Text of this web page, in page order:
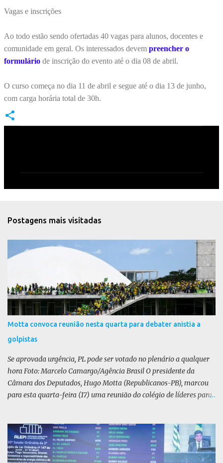
Vagas e inscrições
Ao todo estão sendo ofertadas 40 vagas para alunos, docentes e
comunidade em geral. Os interessados devem preencher o
formulário de inscrição do evento até o dia 08 de abril.
O curso começa no dia 11 de abril e segue até o dia 13 de junho,
com carga horária total de 30h.
á
r
i
Postagens mais visitadas
Motta convoca reunião nesta quarta para debater anistia a
golpistas
Se aprovada urgência, PL pode ser votado no plenário a qualquer
hora Foto: Marcelo Camargo/Agência Brasil O presidente da
Câmara dos Deputados, Hugo Motta (Republicanos-PB), marcou
para esta quarta-feira (17) uma reunião do colégio de líderes para
disse, em uma rede social, que a reunião vai “deliberar sobre a
urgência dos projetos que tratam do acontecido em 8 de janeiro de
2023”. Se aprovada urgência, o PL poderia ser votado no Plenário a